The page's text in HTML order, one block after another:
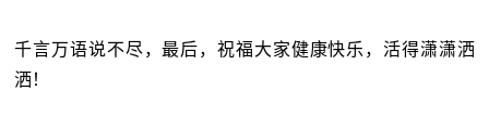
千言万语说不尽，最后，祝福大家健康快乐，活得潇潇洒
洒！